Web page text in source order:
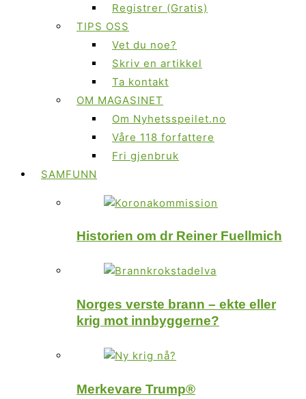
Registrer (Gratis)
TIPS OSS
Vet du noe?
Skriv en artikkel
Ta kontakt
OM MAGASINET
Om Nyhetsspeilet.no
Våre 118 forfattere
Fri gjenbruk
SAMFUNN
Historien om dr Reiner Fuellmich
Norges verste brann – ekte eller
krig mot innbyggerne?
Merkevare Trump®